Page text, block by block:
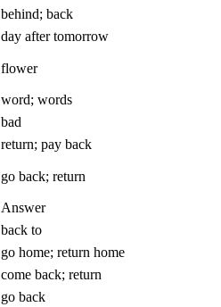
behind; back
day after tomorrow
flower
word; words
bad
return; pay back
go back; return
Answer
back to
go home; return home
come back; return
go back